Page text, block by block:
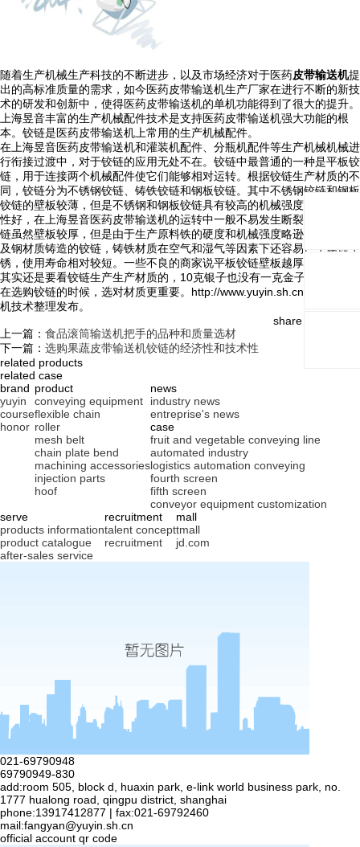
随着生产机械生产科技的不断进步，以及市场经济对于医药皮带输送机提
出的高标准质量的需求，如今医药皮带输送机生产厂家在进行不断的新技
术的研发和创新中，使得医药皮带输送机的单机功能得到了很大的提升。
上海昱音丰富的生产机械配件技术是支持医药皮带输送机强大功能的根
本。铰链是医药皮带输送机上常用的生产机械配件。
在上海昱音医药皮带输送机和灌装机配件、分瓶机配件等生产机械机械进
行衔接过渡中，对于铰链的应用无处不在。铰链中最普通的一种是平板铰
链，用于连接两个机械配件使它们能够相对运转。根据铰链生产材质的不
同，铰链分为不锈钢铰链、铸铁铰链和钢板铰链。其中不锈钢铰链和钢板
铰链的壁板较薄，但是不锈钢和钢板铰链具有较高的机械强度和硬度，韧
性好，在上海昱音医药皮带输送机的运转中一般不易发生断裂。而铸铁铰
链虽然壁板较厚，但是由于生产原料铁的硬度和机械强度略逊于不锈钢以
及钢材质铸造的铰链，铸铁材质在空气和湿气等因素下还容易产生腐蚀生
锈，使用寿命相对较短。一些不良的商家说平板铰链壁板越厚质量越好，
其实还是要看铰链生产生产材质的，10克银子也没有一克金子贵。因此
在选购铰链的时候，选对材质更重要。http://www.yuyin.sh.cn/皮带输送
机技术整理发布。
share and follow:
上一篇： 食品滚筒输送机把手的品种和质量选材
下一篇： 选购果蔬皮带输送机铰链的经济性和技术性
related products
related case
brand
yuyin
course
honor
product
conveying equipment
flexible chain
roller
mesh belt
chain plate bend
machining accessories
injection parts
hoof
news
industry news
entreprise's news
case
fruit and vegetable conveying line
automated industry
logistics automation conveying
fourth screen
fifth screen
conveyor equipment customization
serve
products information
product catalogue
after-sales service
recruitment
talent concept
recruitment
mall
tmall
jd.com
021-69790948
69790949-830
add:room 505, block d, huaxin park, e-link world business park, no.
1777 hualong road, qingpu district, shanghai
phone:13917412877 | fax:021-69792460
mail:fangyan@yuyin.sh.cn
official account qr code